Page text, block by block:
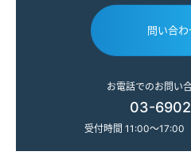
問い合わ
お電話でのお問い
03-
受付時間 11:00～17:00